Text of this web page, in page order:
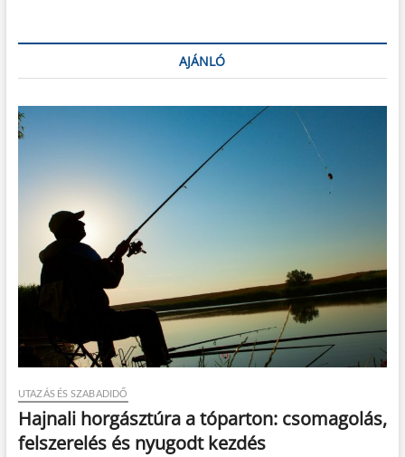
AJÁNLÓ
UTAZÁS ÉS SZABADIDŐ
Hajnali horgásztúra a tóparton: csomagolás,
felszerelés és nyugodt kezdés